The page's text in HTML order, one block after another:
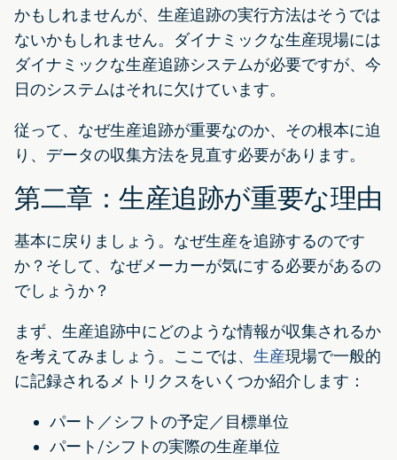
かもしれませんが、生産追跡の実行方法はそうでは
ないかもしれません。ダイナミックな生産現場には
ダイナミックな生産追跡システムが必要ですが、今
日のシステムはそれに欠けています。
従って、なぜ生産追跡が重要なのか、その根本に迫
り、データの収集方法を見直す必要があります。
第二章：生産追跡が重要な理由
基本に戻りましょう。なぜ生産を追跡するのです
か？そして、なぜメーカーが気にする必要があるの
でしょうか？
まず、生産追跡中にどのような情報が収集されるか
を考えてみましょう。ここでは、 生産現場で一般的
に記録されるメトリクスをいくつか紹介します：
パート／シフトの予定／目標単位
パート/シフトの実際の生産単位